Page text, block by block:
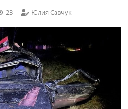
23 Юлия Савчук